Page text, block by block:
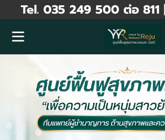
Tel. 035 249 500 ต่อ 811